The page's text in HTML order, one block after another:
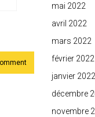
mai 2022
avril 2022
mars 2022
février 2022
janvier 2022
décembre
novembre